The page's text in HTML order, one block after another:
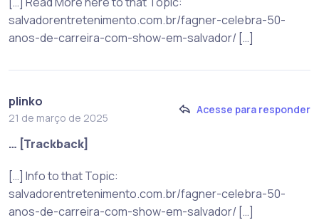
salvadorentretenimento.com.br/fagner-celebra-50-
anos-de-carreira-com-show-em-salvador/ […]
plinko
21 de março de 2025
Acesse para responder
… [Trackback]
[…] Info to that Topic:
salvadorentretenimento.com.br/fagner-celebra-50-
anos-de-carreira-com-show-em-salvador/ […]